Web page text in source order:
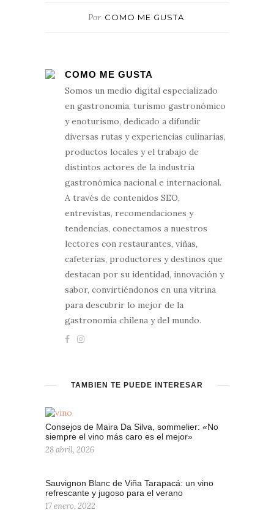
Por COMO ME GUSTA
COMO ME GUSTA
Somos un medio digital especializado
en gastronomía, turismo gastronómico
y enoturismo, dedicado a difundir
diversas rutas y experiencias culinarias,
productos locales y el trabajo de
distintos actores de la industria
gastronómica nacional e internacional.
A través de contenidos SEO,
entrevistas, recomendaciones y
tendencias, conectamos a nuestros
lectores con restaurantes, viñas,
cafeterías, productores y destinos que
destacan por su identidad, innovación y
sabor, convirtiéndonos en una vitrina
para descubrir lo mejor de la
gastronomía chilena y del mundo.
TAMBIÉN TE PUEDE INTERESAR
Consejos de Maira Da Silva, sommelier: «No
siempre el vino más caro es el mejor»
28 abril, 2026
Sauvignon Blanc de Viña Tarapacá: un vino
refrescante y jugoso para el verano
17 enero, 2022